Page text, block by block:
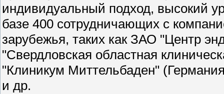
индивидуальный подход, высокий
базе 400 сотрудничающих с
зарубежья, таких как ЗАО "Центр
"Свердловская областная
"Клиникум Миттельбаден"
и др.